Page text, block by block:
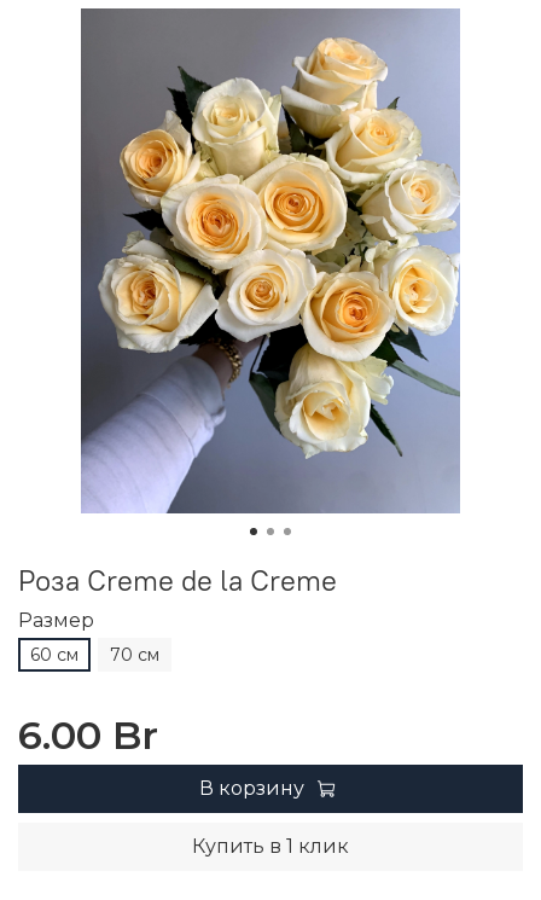
Роза Creme de la Creme
Размер
60 см 70 см
6.00 Br
В корзину
Купить в 1 клик